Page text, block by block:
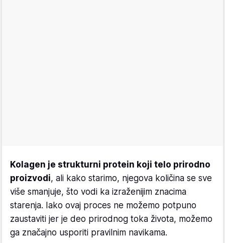
Kolagen je strukturni protein koji telo prirodno
proizvodi, ali kako starimo, njegova količina se sve
više smanjuje, što vodi ka izraženijim znacima
starenja. Iako ovaj proces ne možemo potpuno
zaustaviti jer je deo prirodnog toka života, možemo
ga značajno usporiti pravilnim navikama.